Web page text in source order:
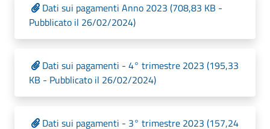
Dati sui pagamenti Anno 2023 (708,83 KB -
Pubblicato il 26/02/2024)
Dati sui pagamenti - 4° trimestre 2023 (195,33
KB - Pubblicato il 26/02/2024)
Dati sui pagamenti - 3° trimestre 2023 (157,24